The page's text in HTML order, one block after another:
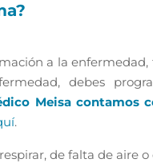
a la
debes
Meisa contamos
.
de falta de aire o